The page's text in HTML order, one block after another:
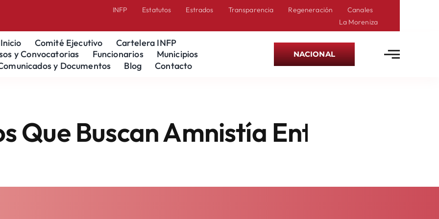
INFP Estatutos Estrados Transparencia Regeneración
Canales
La Moreniza
Inicio Comité Ejecutivo
Cartelera INFP
y Convocatorias
Funcionarios
Municipios
y Documentos
Blog Contacto
NACIONAL
Amnistía Entablan Diálogo